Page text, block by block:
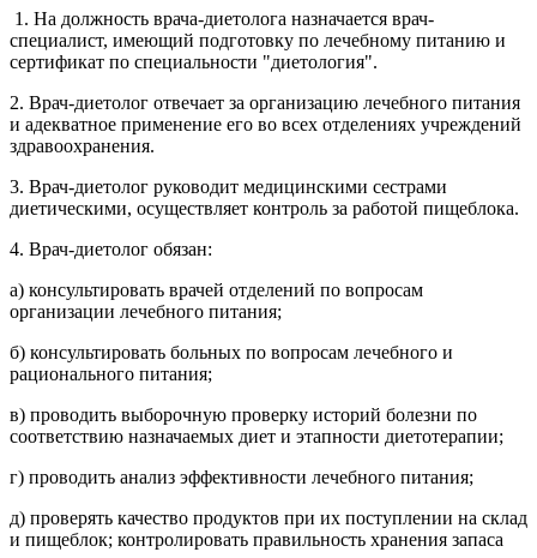
1. На должность врача-диетолога назначается врач-
специалист, имеющий подготовку по лечебному питанию и
сертификат по специальности "диетология".
2. Врач-диетолог отвечает за организацию лечебного питания
и адекватное применение его во всех отделениях учреждений
здравоохранения.
3. Врач-диетолог руководит медицинскими сестрами
диетическими, осуществляет контроль за работой пищеблока.
4. Врач-диетолог обязан:
а) консультировать врачей отделений по вопросам
организации лечебного питания;
б) консультировать больных по вопросам лечебного и
рационального питания;
в) проводить выборочную проверку историй болезни по
соответствию назначаемых диет и этапности диетотерапии;
г) проводить анализ эффективности лечебного питания;
д) проверять качество продуктов при их поступлении на склад
и пищеблок; контролировать правильность хранения запаса